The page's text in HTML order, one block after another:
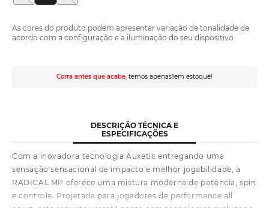
As cores do produto podem apresentar variação de tonalidade de
acordo com a configuração e a iluminação do seu dispositivo.
Corra antes que acabe, temos apenas1em estoque!
DESCRIÇÃO TÉCNICA E
ESPECIFICAÇÕES
Com a inovadora tecnologia Auxetic entregando uma
sensação sensacional de impacto e melhor jogabilidade, a
RADICAL MP oferece uma mistura moderna de potência, spin
e controle. Projetada para jogadores de performance all